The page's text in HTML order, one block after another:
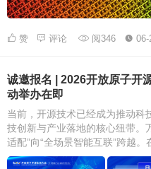
赞 评论 阅346 06-
诚邀报名 | 2026开放原子开
动举办在即
当前，开源技术已经成为推动科
技创新与产业落地的核心纽带。
适配”向“全场景智能互联”跨越。